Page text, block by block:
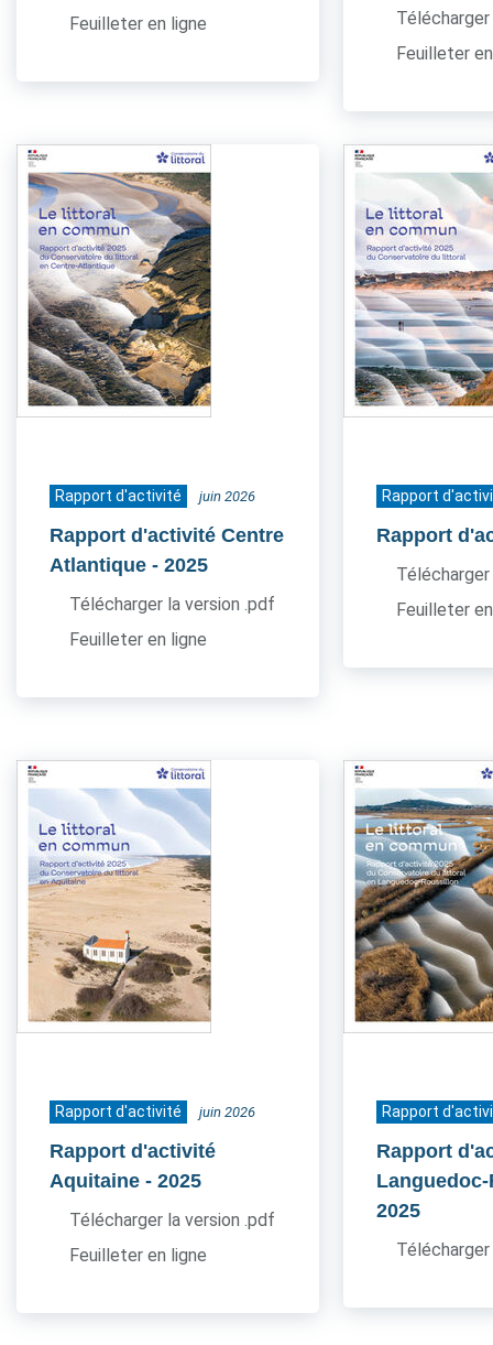
Feuilleter en ligne
Feuilleter
Rapport d'activité juin 2026
Rapport d'activité Centre
Atlantique - 2025
Télécharger la version .pdf
Feuilleter en ligne
Rapport
Rapport
Feuilleter
Rapport d'activité juin 2026
Rapport d'activité
Aquitaine - 2025
Télécharger la version .pdf
Feuilleter en ligne
Rapport
Rapport
2025